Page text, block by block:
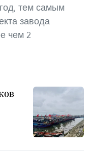
тем самым
завода
чем 2